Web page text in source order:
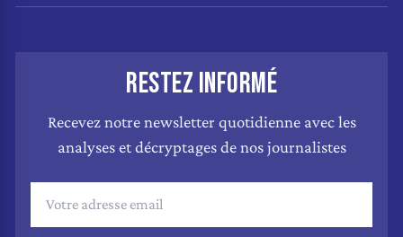
RESTEZ INFORMÉ
Recevez notre newsletter quotidienne avec les
analyses et décryptages de nos journalistes